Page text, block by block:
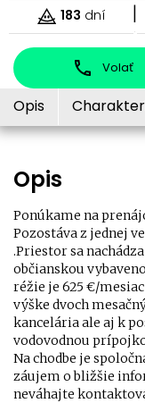
183 dní |
Volať
Opis
Opis
Ponúkame na
Pozostáva z jednej
.Priestor sa
občianskou
réžie je 625 €/
výške dvoch
kancelária ale aj k
vodovodnou
Na chodbe je
záujem o bližšie
neváhajte